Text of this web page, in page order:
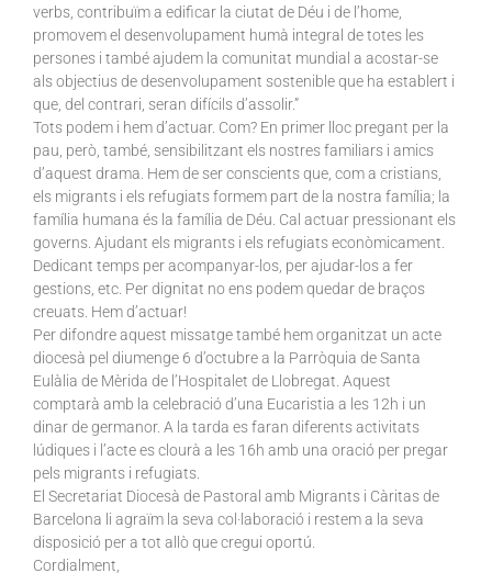
verbs, contribuïm a edificar la ciutat de Déu i de l’home,
promovem el desenvolupament humà integral de totes les
persones i també ajudem la comunitat mundial a acostar-se
als objectius de desenvolupament sostenible que ha establert i
que, del contrari, seran difícils d’assolir.”
Tots podem i hem d’actuar. Com? En primer lloc pregant per la
pau, però, també, sensibilitzant els nostres familiars i amics
d’aquest drama. Hem de ser conscients que, com a cristians,
els migrants i els refugiats formem part de la nostra família; la
família humana és la família de Déu. Cal actuar pressionant els
governs. Ajudant els migrants i els refugiats econòmicament.
Dedicant temps per acompanyar-los, per ajudar-los a fer
gestions, etc. Per dignitat no ens podem quedar de braços
creuats. Hem d’actuar!
Per difondre aquest missatge també hem organitzat un acte
diocesà pel diumenge 6 d’octubre a la Parròquia de Santa
Eulàlia de Mèrida de l’Hospitalet de Llobregat. Aquest
comptarà amb la celebració d’una Eucaristia a les 12h i un
dinar de germanor. A la tarda es faran diferents activitats
lúdiques i l’acte es clourà a les 16h amb una oració per pregar
pels migrants i refugiats.
El Secretariat Diocesà de Pastoral amb Migrants i Càritas de
Barcelona li agraïm la seva col·laboració i restem a la seva
disposició per a tot allò que cregui oportú.
Cordialment,